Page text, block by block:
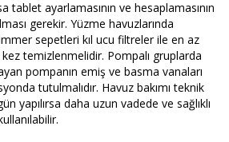
tablet ayarlamasının ve hesaplamasının
gerekir. Yüzme havuzlarında
sepetleri kıl ucu filtreler ile en az
temizlenmelidir. Pompalı gruplarda
pompanın emiş ve basma vanaları
tutulmalıdır. Havuz bakımı teknik
yapılırsa daha uzun vadede ve sağlıklı